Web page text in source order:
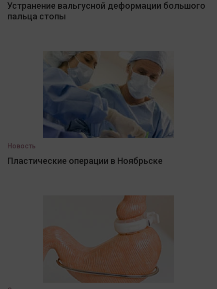
Устранение вальгусной деформации большого
пальца стопы
Новость
Пластические операции в Ноябрьске